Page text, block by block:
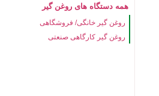
همه دستگاه های روغن گیر
روغن گیر خانگی/ فروشگاهی
روغن گیر کارگاهی صنعتی